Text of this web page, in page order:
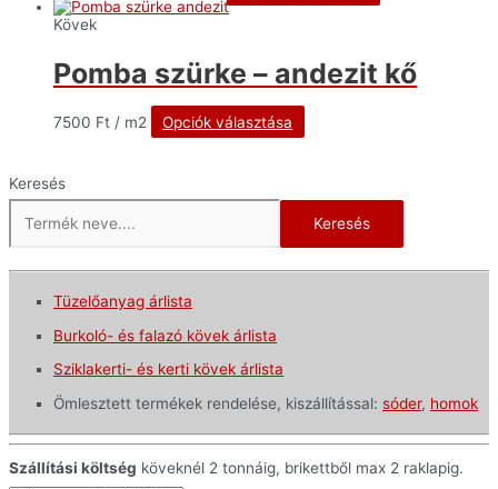
Kövek
Pomba szürke – andezit kő
7500 Ft / m2 Opciók választása
Keresés
Keresés
Tüzelőanyag árlista
Burkoló- és falazó kövek árlista
Sziklakerti- és kerti kövek árlista
Ömlesztett termékek rendelése, kiszállítással: sóder, homok
Szállítási költség köveknél 2 tonnáig, brikettből max 2 raklapig.